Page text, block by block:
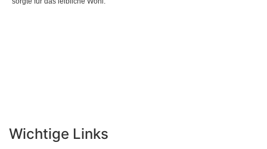
Wichtige Links